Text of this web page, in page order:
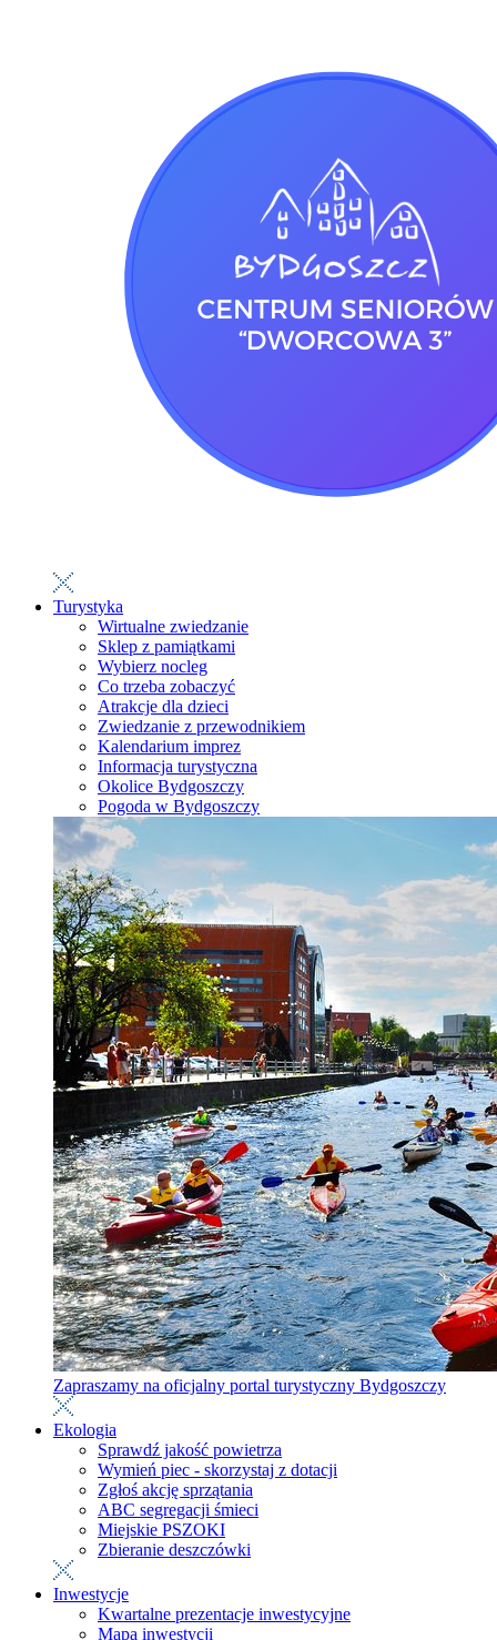
Turystyka
Wirtualne zwiedzanie
Sklep z pamiątkami
Wybierz nocleg
Co trzeba zobaczyć
Atrakcje dla dzieci
Zwiedzanie z przewodnikiem
Kalendarium imprez
Informacja turystyczna
Okolice Bydgoszczy
Pogoda w Bydgoszczy
Zapraszamy na oficjalny portal turystyczny Bydgoszczy
Ekologia
Sprawdź jakość powietrza
Wymień piec - skorzystaj z dotacji
Zgłoś akcję sprzątania
ABC segregacji śmieci
Miejskie PSZOKI
Zbieranie deszczówki
Inwestycje
Kwartalne prezentacje inwestycyjne
Mapa inwestycji